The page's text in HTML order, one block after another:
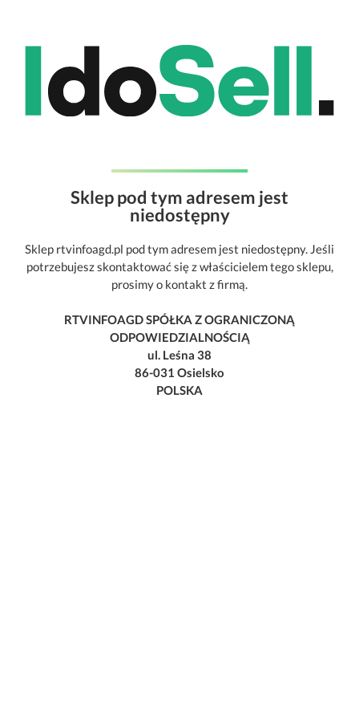
Sklep pod tym adresem jest
niedostępny
Sklep rtvinfoagd.pl pod tym adresem jest niedostępny. Jeśli
potrzebujesz skontaktować się z właścicielem tego sklepu,
prosimy o kontakt z firmą.
RTVINFOAGD SPÓŁKA Z OGRANICZONĄ
ODPOWIEDZIALNOŚCIĄ
ul. Leśna 38
86-031 Osielsko
POLSKA